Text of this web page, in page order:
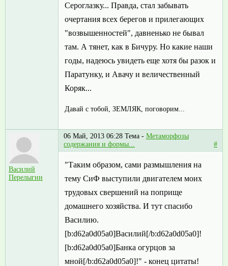
Сероглазку... Правда, стал забывать
очертания всех берегов и прилегающих
"возвышенностей", давненько не бывал
там. А тянет, как в Бичуру. Но какие наши
годы, надеюсь увидеть еще хотя бы разок и
Паратунку, и Авачу и величественный
Коряк...
Давай с тобой, ЗЕМЛЯК, поговорим...
Василий
Перелыгин
06 Май, 2013 06:28 Тема - Метаморфозы
содержания и формы...
#
"Таким образом, сами размышления на
тему СиФ выступили двигателем моих
трудовых свершений на поприще
домашнего хозяйства. И тут спасибо
Василию.
[b:d62a0d05a0]Василий[/b:d62a0d05a0]!
[b:d62a0d05a0]Банка огурцов за
мной[/b:d62a0d05a0]!" - конец цитаты!